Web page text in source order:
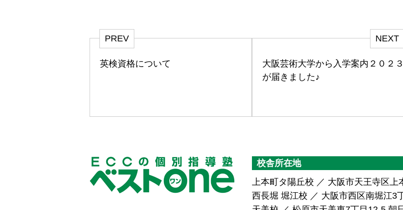
PREV
英検資格について
NEXT
大阪芸術大学から入学案内２０２３
が届きました♪
校舎所在地
上本町タ陽丘校 ／ 大阪市天王寺区
西長堀 堀江校 ／ 大阪市西区南堀江3